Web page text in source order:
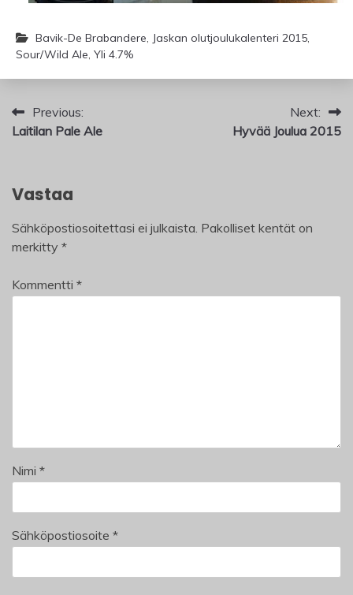
Bavik-De Brabandere, Jaskan olutjoulukalenteri 2015,
Sour/Wild Ale, Yli 4.7%
Artikkelien
selaus
Previous:
Laitilan Pale Ale
Next:
Hyvää Joulua 2015
Vastaa
Sähköpostiosoitettasi ei julkaista. Pakolliset kentät on
merkitty *
Kommentti *
Nimi *
Sähköpostiosoite *